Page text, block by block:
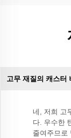
고무 재질의 캐스터
네, 저희 고
다. 우수한
줄여주므로